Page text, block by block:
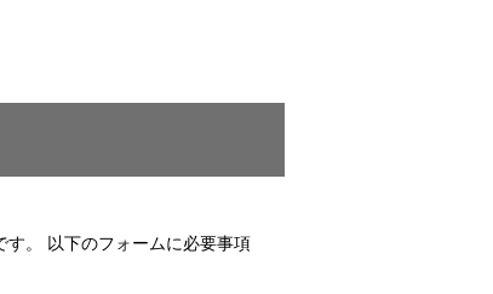
。 以下のフォームに必要事項